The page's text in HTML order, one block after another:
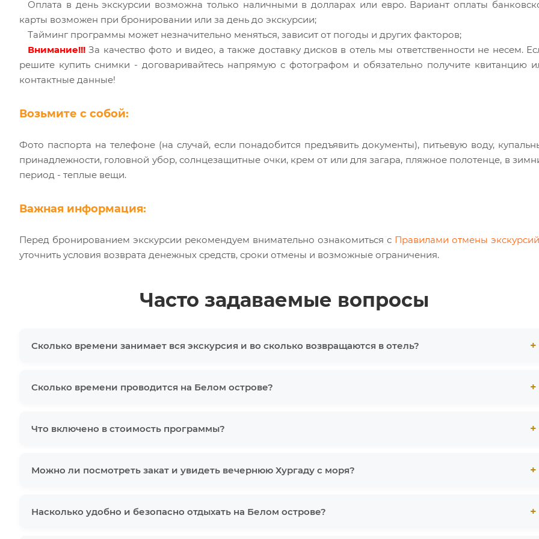
Оплата в день экскурсии возможна только наличными в долларах или евро. Вариант оплаты
карты возможен при бронировании или за день до экскурсии;
Тайминг программы может незначительно меняться, зависит от погоды и других факторов;
Внимание!!!За качество фото и видео, а также доставку дисков в отель мы ответственности не несем.
решите купить снимки - договаривайтесь напрямую с фотографом и обязательно получите квитанцию
контактные данные!
Возьмите с собой:
Фото паспорта на телефоне (на случай, если понадобится предъявить документы), питьевую воду,
принадлежности, головной убор, солнцезащитные очки, крем от или для загара, пляжное полотенце, в
период - теплые вещи.
Важная информация:
Перед бронированием экскурсии рекомендуем внимательно ознакомиться с Правилами отмены экскурсий
уточнить условия возврата денежных средств, сроки отмены и возможные ограничения.
Часто задаваемые вопросы
Сколько времени занимает вся экскурсия и во сколько возвращаются в отель?
Сколько времени проводится на Белом острове?
Что включено в стоимость программы?
Можно ли посмотреть закат и увидеть вечернюю Хургаду с моря?
Насколько удобно и безопасно отдыхать на Белом острове?